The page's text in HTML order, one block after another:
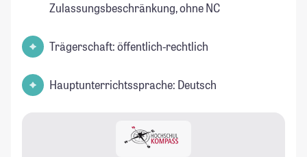
Zulassungsbeschränkung, ohne NC
Trägerschaft: öffentlich-rechtlich
Hauptunterrichtssprache: Deutsch